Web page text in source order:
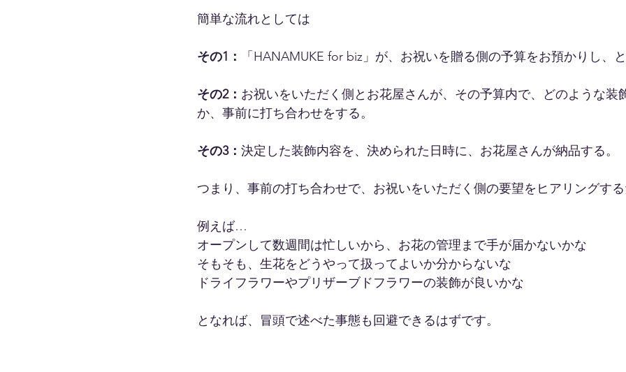
簡単な流れとしては
その1： 「HANAMUKE for biz」が、お祝いを贈る側の予算をお預かりし、
その2： お祝いをいただく側とお花屋さんが、その予算内で、どのような装
か、事前に打ち合わせをする。
その3： 決定した装飾内容を、決められた日時に、お花屋さんが納品する。
つまり、事前の打ち合わせで、お祝いをいただく側の要望をヒアリングす
例えば…
オープンして数週間は忙しいから、お花の管理まで手が届かないかな
そもそも、生花をどうやって扱ってよいか分からないな
ドライフラワーやプリザーブドフラワーの装飾が良いかな
となれば、冒頭で述べた事態も回避できるはずです。